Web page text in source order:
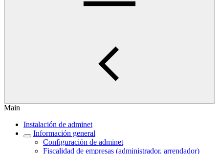
Main
Instalación de adminet
Información general
Configuración de adminet
Fiscalidad de empresas (administrador, arrendador)